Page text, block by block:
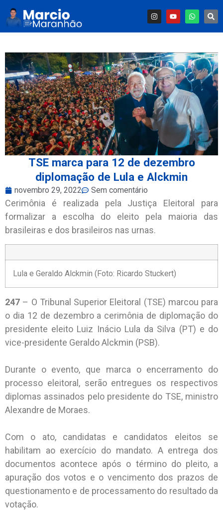
TSE marca para 12 de dezembro
diplomação de Lula e Alckmin
novembro 29, 2022 Sem comentário
Cerimônia é realizada pela Justiça Eleitoral para
formalizar a escolha do eleito pela maioria das
brasileiras e dos brasileiros nas urnas.
Lula e Geraldo Alckmin (Foto: Ricardo Stuckert)
247 – O Tribunal Superior Eleitoral (TSE) marcou para
o dia 12 de dezembro a cerimônia de diplomação do
presidente eleito Luiz Inácio Lula da Silva (PT) e do
vice-presidente Geraldo Alckmin (PSB).
Durante o evento, que marca o encerramento do
processo eleitoral, serão entregues os respectivos
diplomas assinados pelo presidente do TSE, ministro
Alexandre de Moraes.
Com o ato, candidatas e candidatos eleitos se
habilitam ao exercício do mandato. A entrega dos
documentos acontece após o término do pleito, a
apuração dos votos e o vencimento dos prazos de
questionamento e de processamento do resultado da
votação.